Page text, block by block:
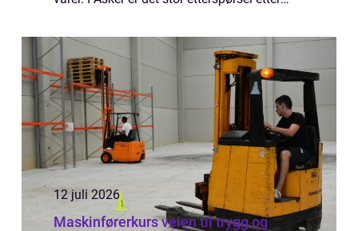
komplette el-anlegg i nye boliger og...
12 juli 2026
Maskinførerkurs veien til trygg og